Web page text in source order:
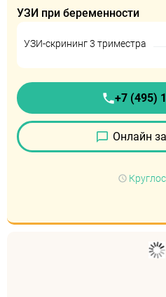
УЗИ при беременности
УЗИ-скрининг 3 триместра
+7 (495)
Онлайн